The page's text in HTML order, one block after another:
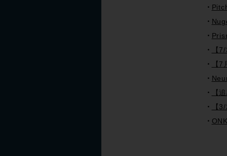
【
【
【
【